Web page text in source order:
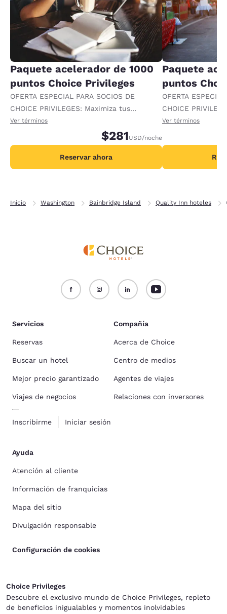
Paquete acelerador de 1000
puntos Choice Privileges
OFERTA ESPECIAL PARA SOCIOS DE
CHOICE PRIVILEGES: Maximiza tus
recompensas al recibir 1000 puntos
Ver términos
$281USD/noche
Reservar ahora
Paquete
puntos
OFERTA
CHOICE
recompensas al
Ver términos
Inicio Washington Bainbridge Island Quality Inn hoteles
Servicios
Reservas
Buscar un hotel
Mejor precio garantizado
Viajes de negocios
Inscribirme Iniciar sesión
Compañía
Acerca de Choice
Centro de medios
Agentes de viajes
Relaciones con inversores
Ayuda
Atención al cliente
Información de franquicias
Mapa del sitio
Divulgación responsable
Configuración de cookies
Choice Privileges
Descubre el exclusivo mundo de Choice Privileges, repleto
de beneficios inigualables y momentos inolvidables